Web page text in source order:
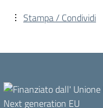
Stampa / Condividi